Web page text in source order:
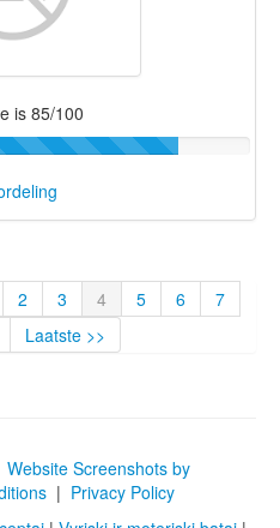
is 85/100
2 3 4 5 6
7
Laatste >>
Website Screenshots by
| Privacy Policy